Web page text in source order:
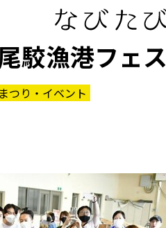
駮漁港フェス
まつり・イベント